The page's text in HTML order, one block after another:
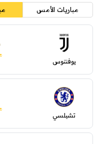
مباريات الأمس
يوفنتوس
تشيلسي